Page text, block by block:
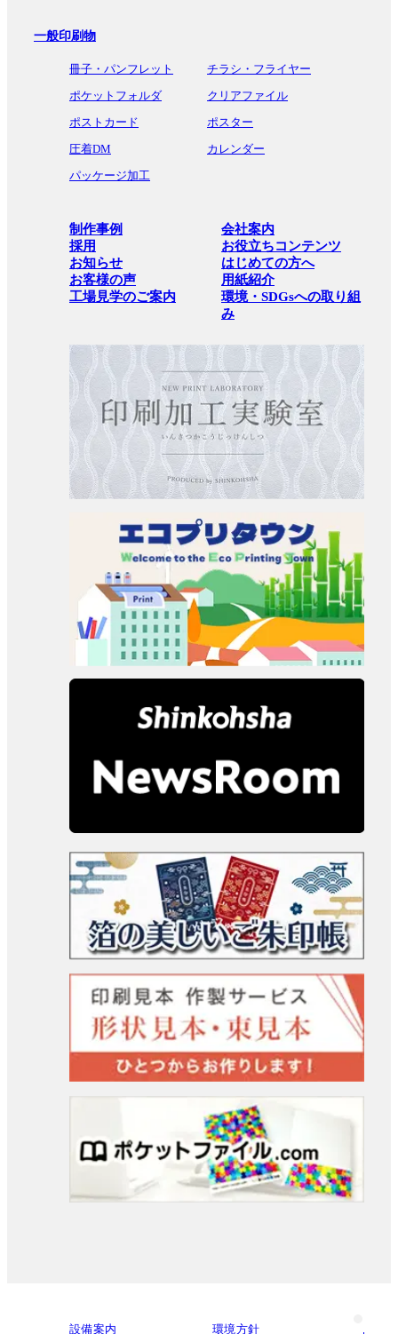
一般印刷物
冊子・パンフレット
チラシ・フライヤー
ポケットフォルダ
クリアファイル
ポストカード
ポスター
圧着DM
カレンダー
パッケージ加工
制作事例
会社案内
採用
お役立ちコンテンツ
お知らせ
はじめての方へ
お客様の声
用紙紹介
工場見学のご案内
環境・SDGsへの取り組
み
設備案内 環境方針